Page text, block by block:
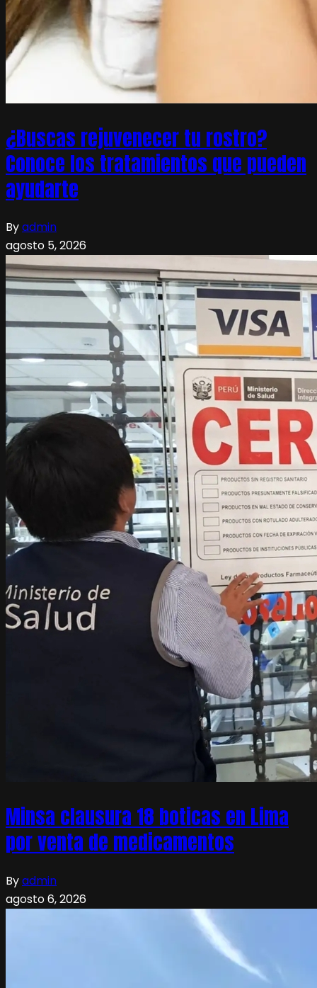
¿Buscas rejuvenecer tu rostro?
Conoce los tratamientos que pueden
ayudarte
Byadmin
agosto 5, 2026
Minsa clausura 18 boticas en Lima
por venta de medicamentos
Byadmin
agosto 6, 2026